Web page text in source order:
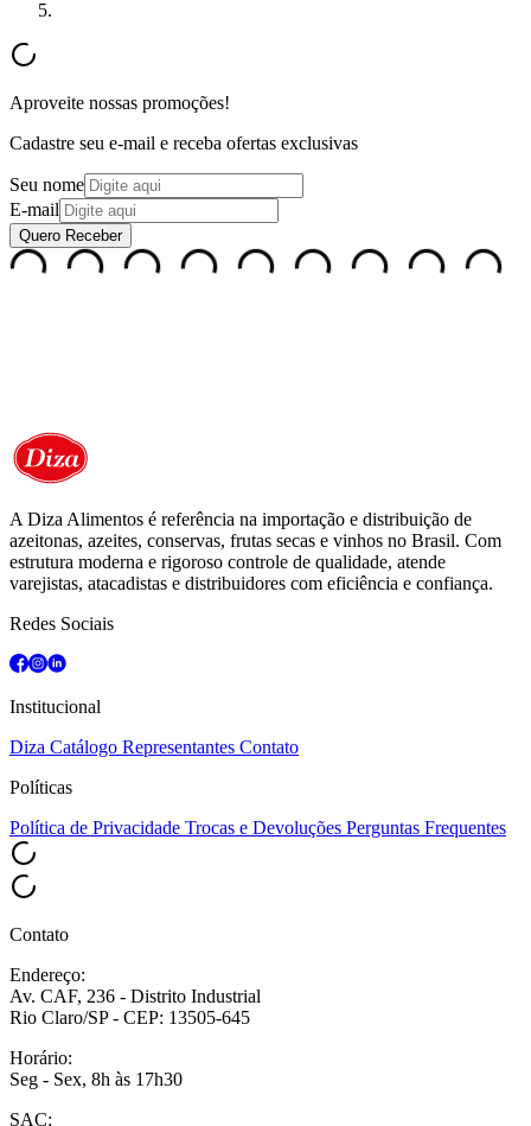
Aproveite nossas promoções!
Cadastre seu e-mail e receba ofertas exclusivas
Seu nome
E-mail
Quero Receber
A Diza Alimentos é referência na importação e distribuição de
azeitonas, azeites, conservas, frutas secas e vinhos no Brasil. Com
estrutura moderna e rigoroso controle de qualidade, atende
varejistas, atacadistas e distribuidores com eficiência e confiança.
Redes Sociais
Institucional
Diza Catálogo Representantes Contato
Políticas
Política de Privacidade Trocas e Devoluções Perguntas Frequentes
Contato
Endereço:
Av. CAF, 236 - Distrito Industrial
Rio Claro/SP - CEP: 13505-645
Horário:
Seg - Sex, 8h às 17h30
SAC: